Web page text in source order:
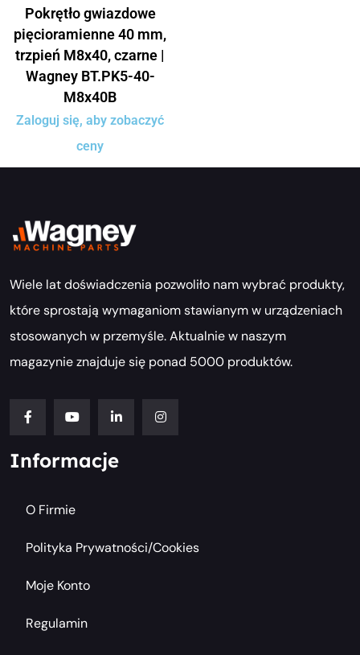
Pokrętło gwiazdowe
pięcioramienne 40 mm,
trzpień M8x40, czarne |
Wagney BT.PK5-40-
M8x40B
Zaloguj się, aby zobaczyć
ceny
Wiele lat doświadczenia pozwoliło nam wybrać produkty,
które sprostają wymaganiom stawianym w urządzeniach
stosowanych w przemyśle. Aktualnie w naszym
magazynie znajduje się ponad 5000 produktów.
Informacje
O Firmie
Polityka Prywatności/cookies
Moje Konto
Regulamin